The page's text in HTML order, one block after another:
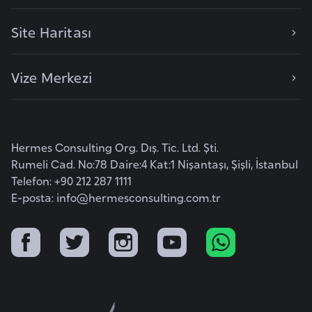
Site Haritası
Vize Merkezi
Hermes Consulting Org. Dış. Tic. Ltd. Şti.
Rumeli Cad. No:78 Daire:4 Kat:1 Nişantaşı, Şişli, İstanbul
Telefon: +90 212 287 1111
E-posta: info@hermesconsulting.com.tr
i
i
n
l
a
n
d
i
y